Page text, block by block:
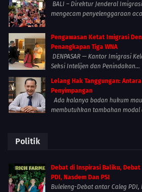
BALI – Direktur Jenderal
mengecam penyelenggaraan
Pengawasan Ketat Imigrasi
Penangkapan Tiga WNA
DENPASAR — Kantor Imigrasi
Seksi Intelijen dan Penindakan...
Lelang Hak Tanggungan:
Penyimpangan
Ada kalanya badan hukum
membutuhkan tambahan modal
Politik
Debat di Inspirasi Baliku,
PDI, Nasdem Dan PSI
Buleleng-Debat antar Caleg